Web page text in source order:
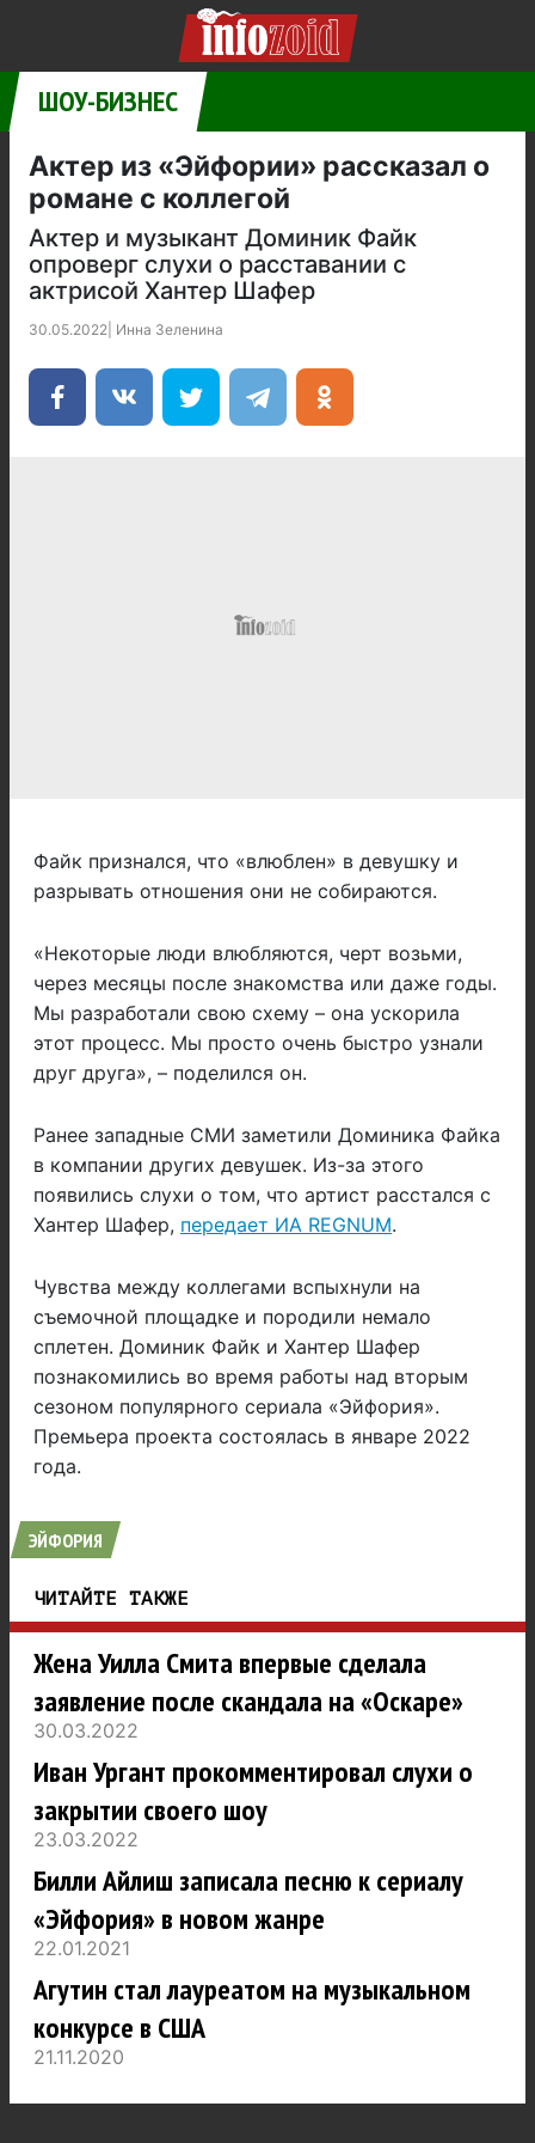
ШОУ-БИЗНЕС
Актер из «Эйфории» рассказал о
романе с коллегой
Актер и музыкант Доминик Файк
опроверг слухи о расставании с
актрисой Хантер Шафер
30.05.2022 Инна Зеленина
Файк признался, что «влюблен» в девушку и
разрывать отношения они не собираются.
«Некоторые люди влюбляются, черт возьми,
через месяцы после знакомства или даже годы.
Мы разработали свою схему – она ускорила
этот процесс. Мы просто очень быстро узнали
друг друга», – поделился он.
Ранее западные СМИ заметили Доминика Файка
в компании других девушек. Из-за этого
появились слухи о том, что артист расстался с
Хантер Шафер, передает ИА REGNUM.
Чувства между коллегами вспыхнули на
съемочной площадке и породили немало
сплетен. Доминик Файк и Хантер Шафер
познакомились во время работы над вторым
сезоном популярного сериала «Эйфория».
Премьера проекта состоялась в январе 2022
года.
ЭЙФОРИЯ
ЧИТАЙТЕ ТАКЖЕ
Жена Уилла Смита впервые сделала
заявление после скандала на «Оскаре»
30.03.2022
Иван Ургант прокомментировал слухи о
закрытии своего шоу
23.03.2022
Билли Айлиш записала песню к сериалу
«Эйфория» в новом жанре
22.01.2021
Агутин стал лауреатом на музыкальном
конкурсе в США
21.11.2020